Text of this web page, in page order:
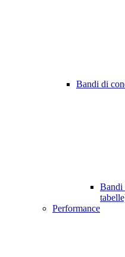
Bandi di
Bandi
Performance